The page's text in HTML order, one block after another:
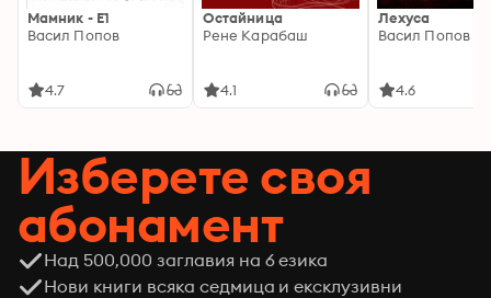
Мамник - E1
Васил Попов
4.7
Остайница
Рене Карабаш
4.1
Лехуса
Васил Попов
4.6
Изберете своя
абонамент
Над 500,000 заглавия на 6 езика
Нови книги всяка седмица и ексклузивни